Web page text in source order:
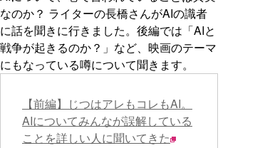
なのか？ ライターの長橋さんがAIの識者
に話を聞きに行きました。後編では「AIと
戦争が起きるのか？」など、映画のテーマ
にもなっている噂について聞きます。
【前編】じつはアレもコレもAI。
AIについてみんなが誤解している
ことを詳しい人に聞いてきた